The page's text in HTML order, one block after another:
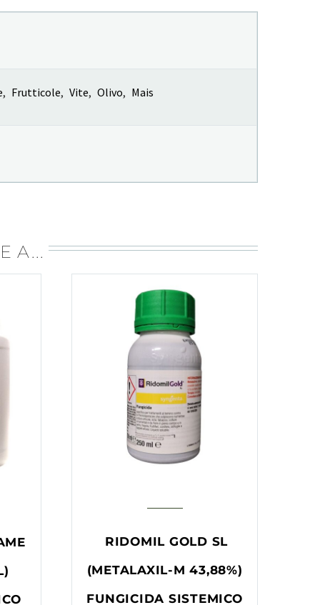
, Frutticole, Vite, Olivo, Mais
A...
RIDOMIL GOLD SL
(METALAXIL-M 43,88%)
FUNGICIDA SISTEMICO